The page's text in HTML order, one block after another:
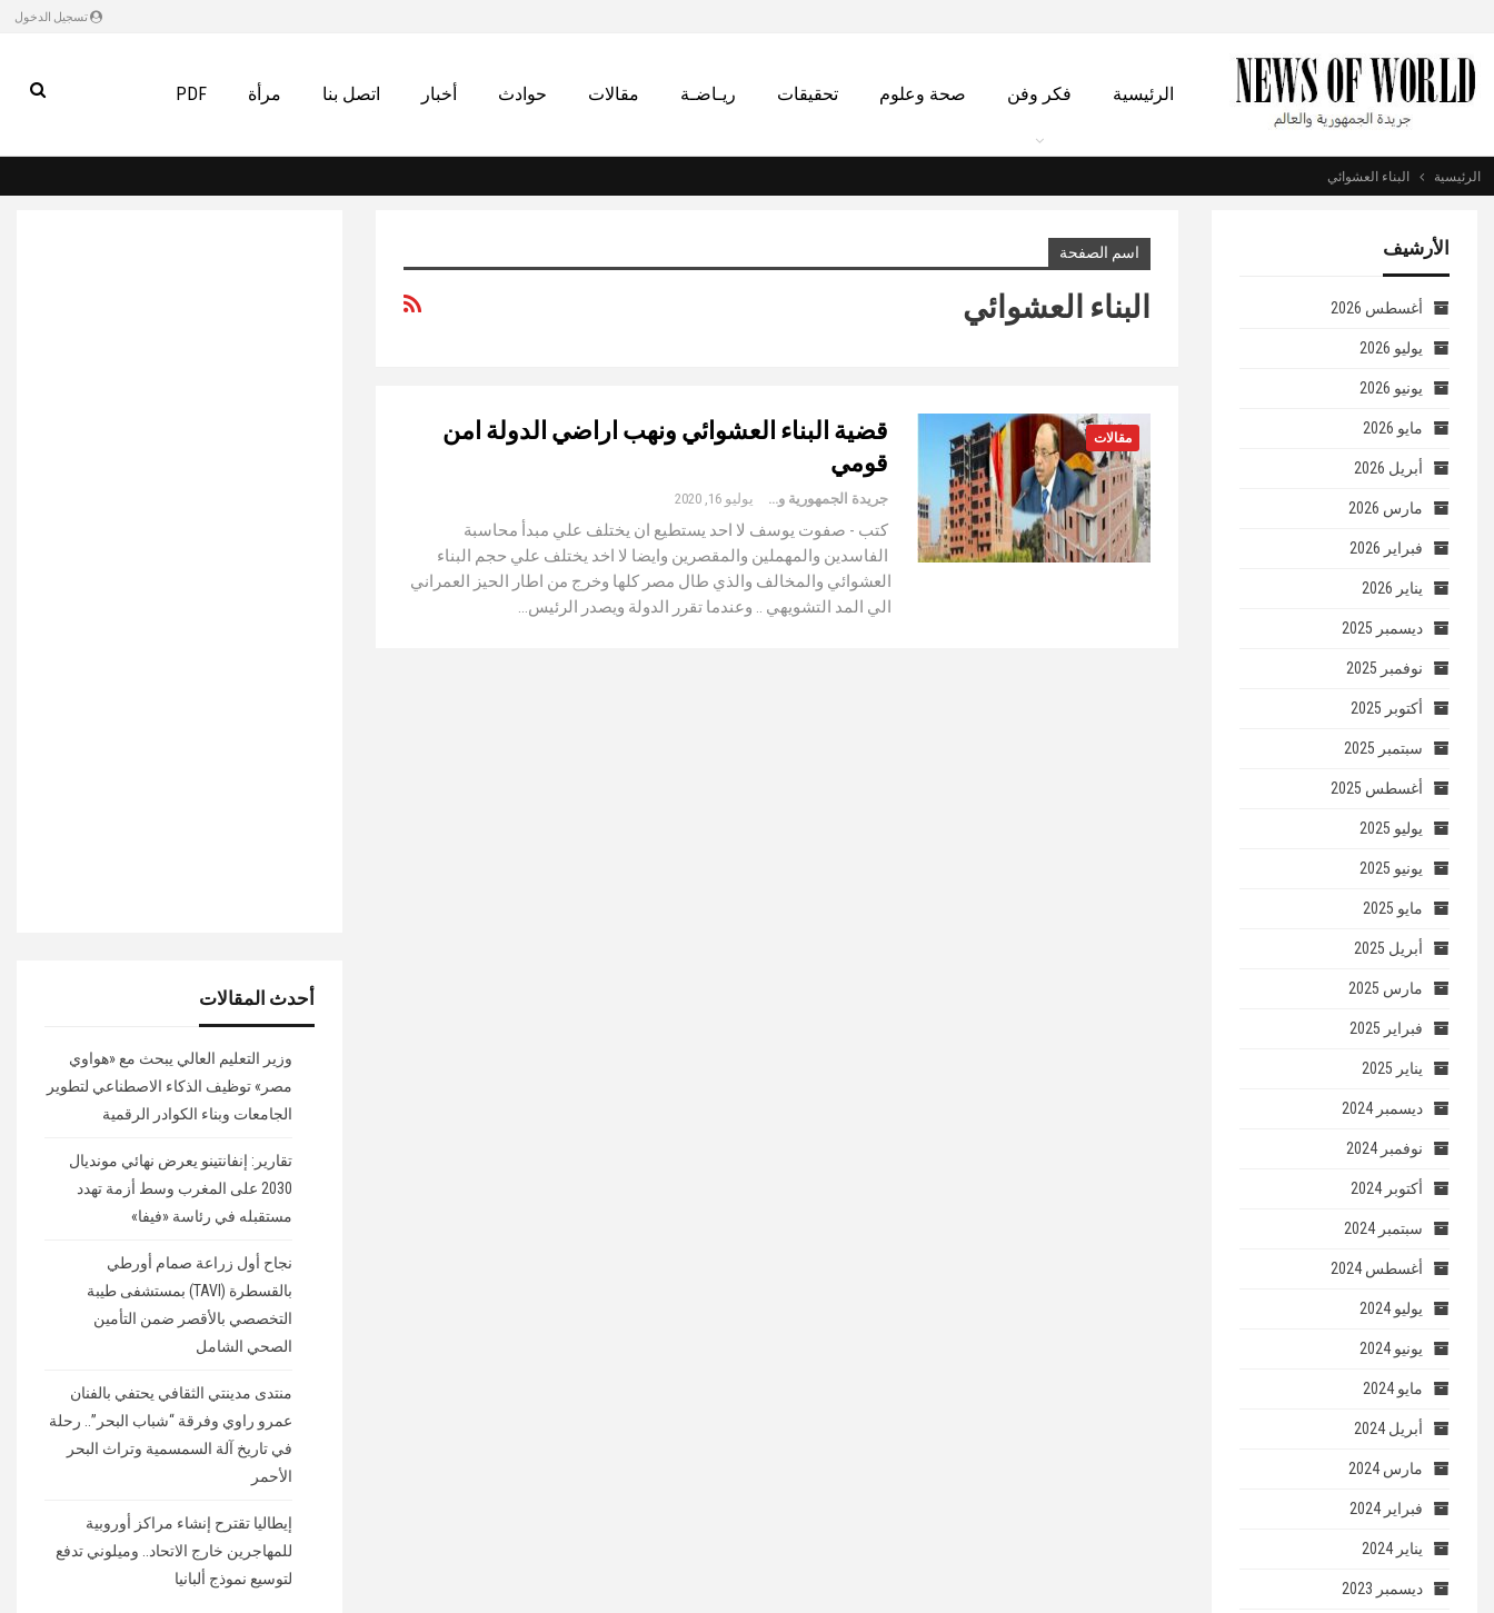
تسجيل الدخول
الرئيسية فكر وفن صحة وعلوم تحقيقات ريـاضـة مقالات حوادث أخبار اتصل بنا مرأة PDF
الرئيسية البناء العشوائي
اسم الصفحة
البناء العشوائي
مقالات
قضية البناء العشوائي ونهب اراضي الدولة امن
قومي
جريدة الجمهورية والعالم يوليو 16, 2020
كتب - صفوت يوسف لا احد يستطيع ان يختلف علي مبدأ محاسبة
الفاسدين والمهملين والمقصرين وايضا لا اخد يختلف علي حجم البناء
العشوائي والمخالف والذي طال مصر كلها وخرج من اطار الحيز العمراني
الي المد التشويهي .. وعندما تقرر الدولة ويصدر الرئيس…
أحدث المقالات
وزير التعليم العالي يبحث مع «هواوي
مصر» توظيف الذكاء الاصطناعي لتطوير
الجامعات وبناء الكوادر الرقمية
تقارير: إنفانتينو يعرض نهائي مونديال
2030 على المغرب وسط أزمة تهدد
مستقبله في رئاسة «فيفا»
نجاح أول زراعة صمام أورطي
بالقسطرة (TAVI) بمستشفى طيبة
التخصصي بالأقصر ضمن التأمين
الصحي الشامل
منتدى مدينتي الثقافي يحتفي بالفنان
عمرو راوي وفرقة “شباب البحر”.. رحلة
في تاريخ آلة السمسمية وتراث البحر
الأحمر
إيطاليا تقترح إنشاء مراكز أوروبية
للمهاجرين خارج الاتحاد.. وميلوني تدفع
لتوسيع نموذج ألبانيا
الأرشيف
أغسطس 2026
يوليو 2026
يونيو 2026
مايو 2026
أبريل 2026
مارس 2026
فبراير 2026
يناير 2026
ديسمبر 2025
نوفمبر 2025
أكتوبر 2025
سبتمبر 2025
أغسطس 2025
يوليو 2025
يونيو 2025
مايو 2025
أبريل 2025
مارس 2025
فبراير 2025
يناير 2025
ديسمبر 2024
نوفمبر 2024
أكتوبر 2024
سبتمبر 2024
أغسطس 2024
يوليو 2024
يونيو 2024
مايو 2024
أبريل 2024
مارس 2024
فبراير 2024
يناير 2024
ديسمبر 2023